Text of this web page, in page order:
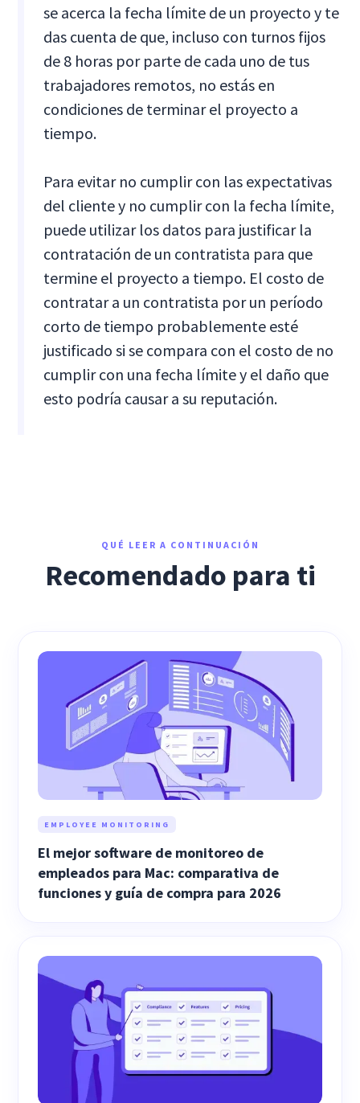
se acerca la fecha límite de un proyecto y te
das cuenta de que, incluso con turnos fijos
de 8 horas por parte de cada uno de tus
trabajadores remotos, no estás en
condiciones de terminar el proyecto a
tiempo.
Para evitar no cumplir con las expectativas
del cliente y no cumplir con la fecha límite,
puede utilizar los datos para justificar la
contratación de un contratista para que
termine el proyecto a tiempo. El costo de
contratar a un contratista por un período
corto de tiempo probablemente esté
justificado si se compara con el costo de no
cumplir con una fecha límite y el daño que
esto podría causar a su reputación.
QUÉ LEER A CONTINUACIÓN
Recomendado para ti
EMPLOYEE MONITORING
El mejor software de monitoreo de
empleados para Mac: comparativa de
funciones y guía de compra para 2026